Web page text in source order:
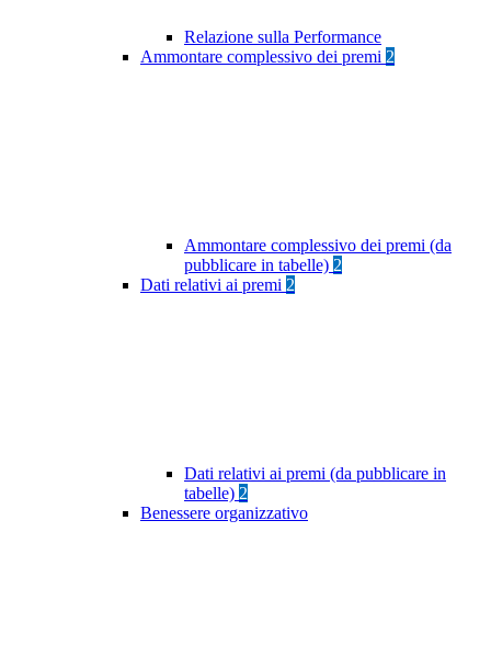
Relazione sulla Performance
Ammontare complessivo dei premi 2
Ammontare complessivo dei premi (da
pubblicare in tabelle) 2
Dati relativi ai premi 2
Dati relativi ai premi (da pubblicare in
tabelle) 2
Benessere organizzativo